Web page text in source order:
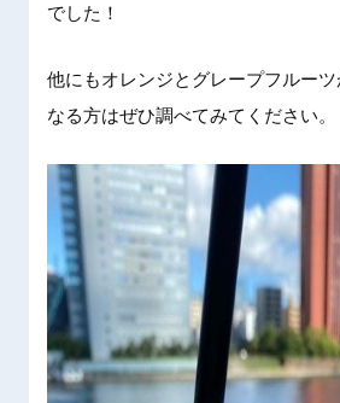
でした！
他にもオレンジとグレープフルー
なる方はぜひ調べてみてください。